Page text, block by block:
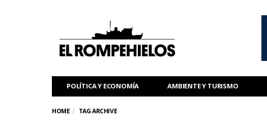
POLÍTICA Y ECONOMÍA AMBIENTE Y TURISMO
HOME TAG ARCHIVE